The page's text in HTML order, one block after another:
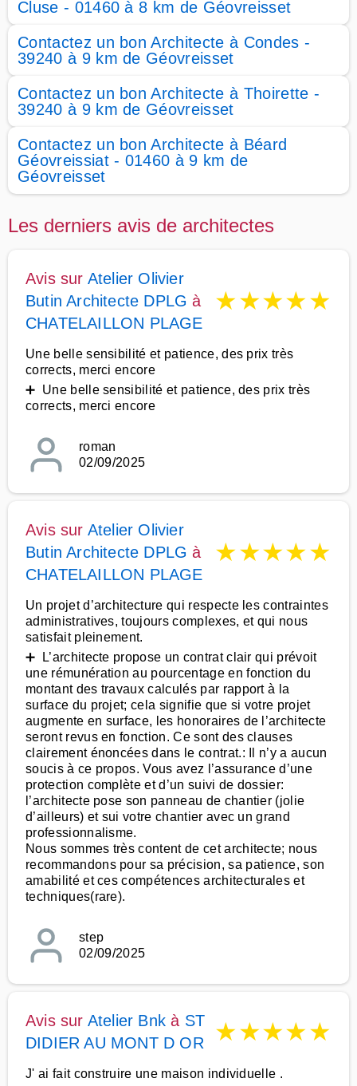
Cluse - 01460 à 8 km de Géovreisset
Contactez un bon Architecte à Condes -
39240 à 9 km de Géovreisset
Contactez un bon Architecte à Thoirette -
39240 à 9 km de Géovreisset
Contactez un bon Architecte à Béard
Géovreissiat - 01460 à 9 km de
Géovreisset
Les derniers avis de architectes
Avis sur Atelier Olivier
Butin Architecte DPLG à
CHATELAILLON PLAGE
★★★★★
Une belle sensibilité et patience, des prix très
corrects, merci encore
➕ Une belle sensibilité et patience, des prix très
corrects, merci encore
roman
02/09/2025
Avis sur Atelier Olivier
Butin Architecte DPLG à
CHATELAILLON PLAGE
★★★★★
Un projet d’architecture qui respecte les contraintes
administratives, toujours complexes, et qui nous
satisfait pleinement.
➕ L’architecte propose un contrat clair qui prévoit
une rémunération au pourcentage en fonction du
montant des travaux calculés par rapport à la
surface du projet; cela signifie que si votre projet
augmente en surface, les honoraires de l’architecte
seront revus en fonction. Ce sont des clauses
clairement énoncées dans le contrat.: Il n’y a aucun
soucis à ce propos. Vous avez l’assurance d’une
protection complète et d’un suivi de dossier:
l’architecte pose son panneau de chantier (jolie
d’ailleurs) et sui votre chantier avec un grand
professionnalisme.
Nous sommes très content de cet architecte; nous
recommandons pour sa précision, sa patience, son
amabilité et ces compétences architecturales et
techniques(rare).
step
02/09/2025
Avis sur Atelier Bnk à ST
DIDIER AU MONT D OR
★★★★★
J' ai fait construire une maison individuelle .